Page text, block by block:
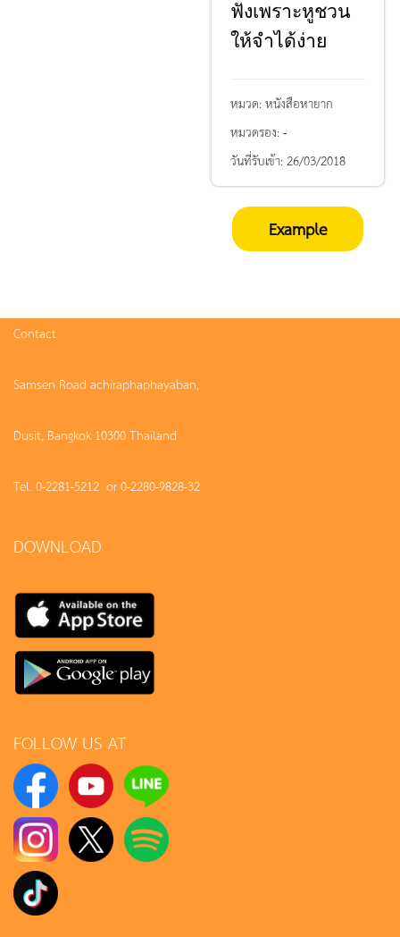
ฟังเพราะหูชวน
ให้จําได้ง่าย
หมวด:หนังสือหายาก
หมวดรอง:-
วันที่รับเข้า:26/03/2018
Example
Contact
Samsen Road achiraphaphayaban,
Dusit, Bangkok 10300 Thailand
Tel. 0-2281-5212 or 0-2280-9828-32
DOWNLOAD
FOLLOW US AT